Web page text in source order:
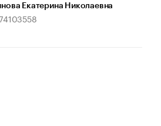
Екатерина Николаевна